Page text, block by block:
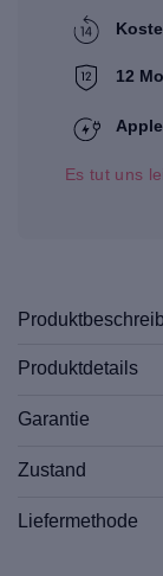
12
Es tut uns
Produktdetails
Garantie
Zustand
Liefermethode